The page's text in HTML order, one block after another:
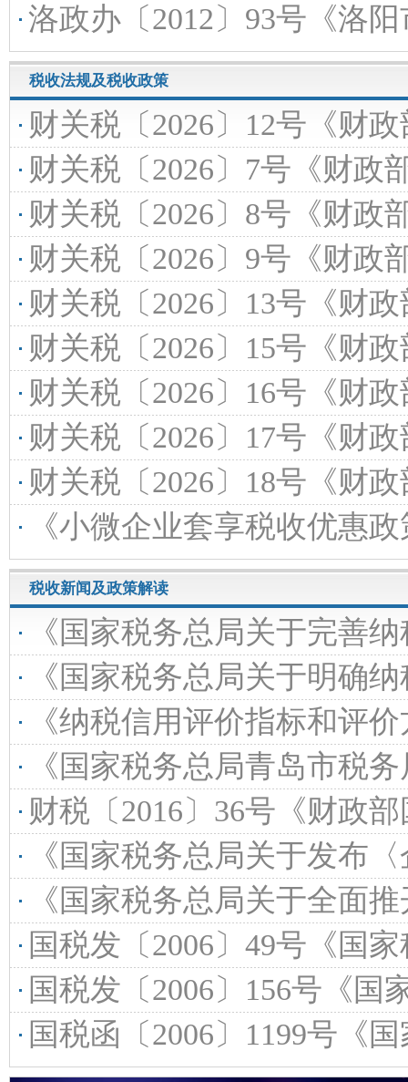
洛政办〔2012〕93号《洛阳市人民政府办公
税收法规及税收政策
财关税〔2026〕12号《财政部海关总署税务总局关于“
财关税〔2026〕7号《财政部海关总署税务总局关于
财关税〔2026〕8号《财政部中央宣传部国家发展改革委教育部科技部工业和信息化部民政部商务部文化和
财关税〔2026〕9号《财政部海关总署税务总局关于“十五
财关税〔2026〕13号《财政部中央宣传部科技部工业和信息化部海关总署税务总
财关税〔2026〕15号《财政部海关总署税务总局关于“十五
财关税〔2026〕16号《财政部海关总署税务总局关于“十
财关税〔2026〕17号《财政部国家发展改革委工业和信息化部海关总署税务总局国
财关税〔2026〕18号《财政部海关总署税务总局关
《小微企业套享税收优惠政策问
税收新闻及政策解读
《国家税务总局关于完善纳税信用管理有关事项的
《国家税务总局关于明确纳税信用管理若干业务口径的公告
《纳税信用评价指标和评价方式（试行）》
《国家税务总局青岛市税务局关于车辆购置税征管职能划
财税〔2016〕36号《财政部国家税务总局
《国家税务总局关于发布〈企业境外所得税收抵免
《国家税务总局关于全面推开营业税改征增值税试点后增值税纳
国税发〔2006〕49号《国家税务总局关于印发〈调整
国税发〔2006〕156号《国家税务总局关于修订
国税函〔2006〕1199号《国家税务总局关于印发个体